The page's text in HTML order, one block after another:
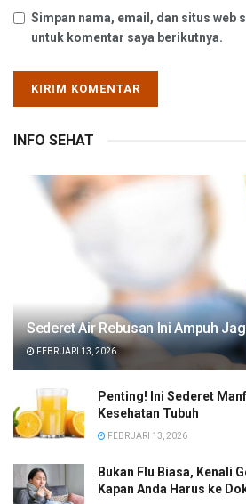
Simpan nama, email, dan situs web
untuk komentar saya berikutnya.
INFO SEHAT
Sederet Air Rebusan Ini Ampuh
FEBRUARI 13, 2026
Penting! Ini Sederet
Kesehatan Tubuh
FEBRUARI 13, 2026
Bukan Flu Biasa, Kenali
Kapan Anda Harus ke